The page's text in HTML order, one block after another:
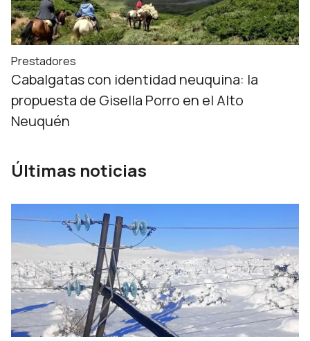
Prestadores
Cabalgatas con identidad neuquina: la
propuesta de Gisella Porro en el Alto
Neuquén
Últimas noticias